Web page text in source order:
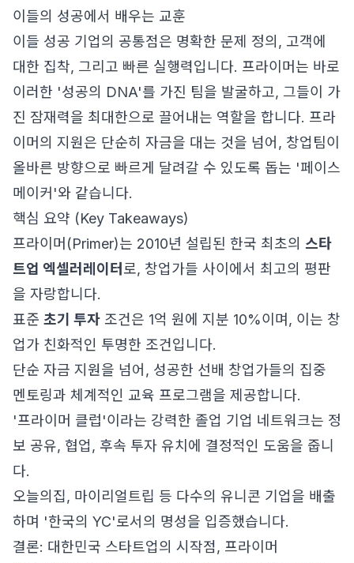
이들의 성공에서 배우는 교훈
이들 성공 기업의 공통점은 명확한 문제 정의, 고객에
대한 집착, 그리고 빠른 실행력입니다. 프라이머는 바로
이러한 '성공의 DNA'를 가진 팀을 발굴하고, 그들이 가
진 잠재력을 최대한으로 끌어내는 역할을 합니다. 프라
이머의 지원은 단순히 자금을 대는 것을 넘어, 창업팀이
올바른 방향으로 빠르게 달려갈 수 있도록 돕는 '페이스
메이커'와 같습니다.
핵심 요약 (Key Takeaways)
프라이머(Primer)는 2010년 설립된 한국 최초의 스타
트업 엑셀러레이터 로, 창업가들 사이에서 최고의 평판
을 자랑합니다.
표준 초기 투자 조건은 1억 원에 지분 10%이며, 이는 창
업가 친화적인 투명한 조건입니다.
단순 자금 지원을 넘어, 성공한 선배 창업가들의 집중
멘토링과 체계적인 교육 프로그램을 제공합니다.
'프라이머 클럽'이라는 강력한 졸업 기업 네트워크는 정
보 공유, 협업, 후속 투자 유치에 결정적인 도움을 줍니
다.
오늘의집, 마이리얼트립 등 다수의 유니콘 기업을 배출
하며 '한국의 YC'로서의 명성을 입증했습니다.
결론: 대한민국 스타트업의 시작점, 프라이머